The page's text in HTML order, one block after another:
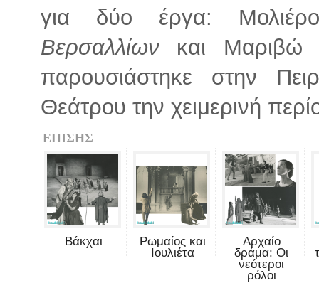
για δύο έργα:
Βερσαλλίων και Μαριβώ
παρουσιάστηκε στην
Θεάτρου την χειμερινή
ΕΠΙΣΗΣ
Βάκχαι
Ρωμαίος και
Ιουλιέτα
Αρχαίο
δράμα: Οι
νεότεροι
ρόλοι